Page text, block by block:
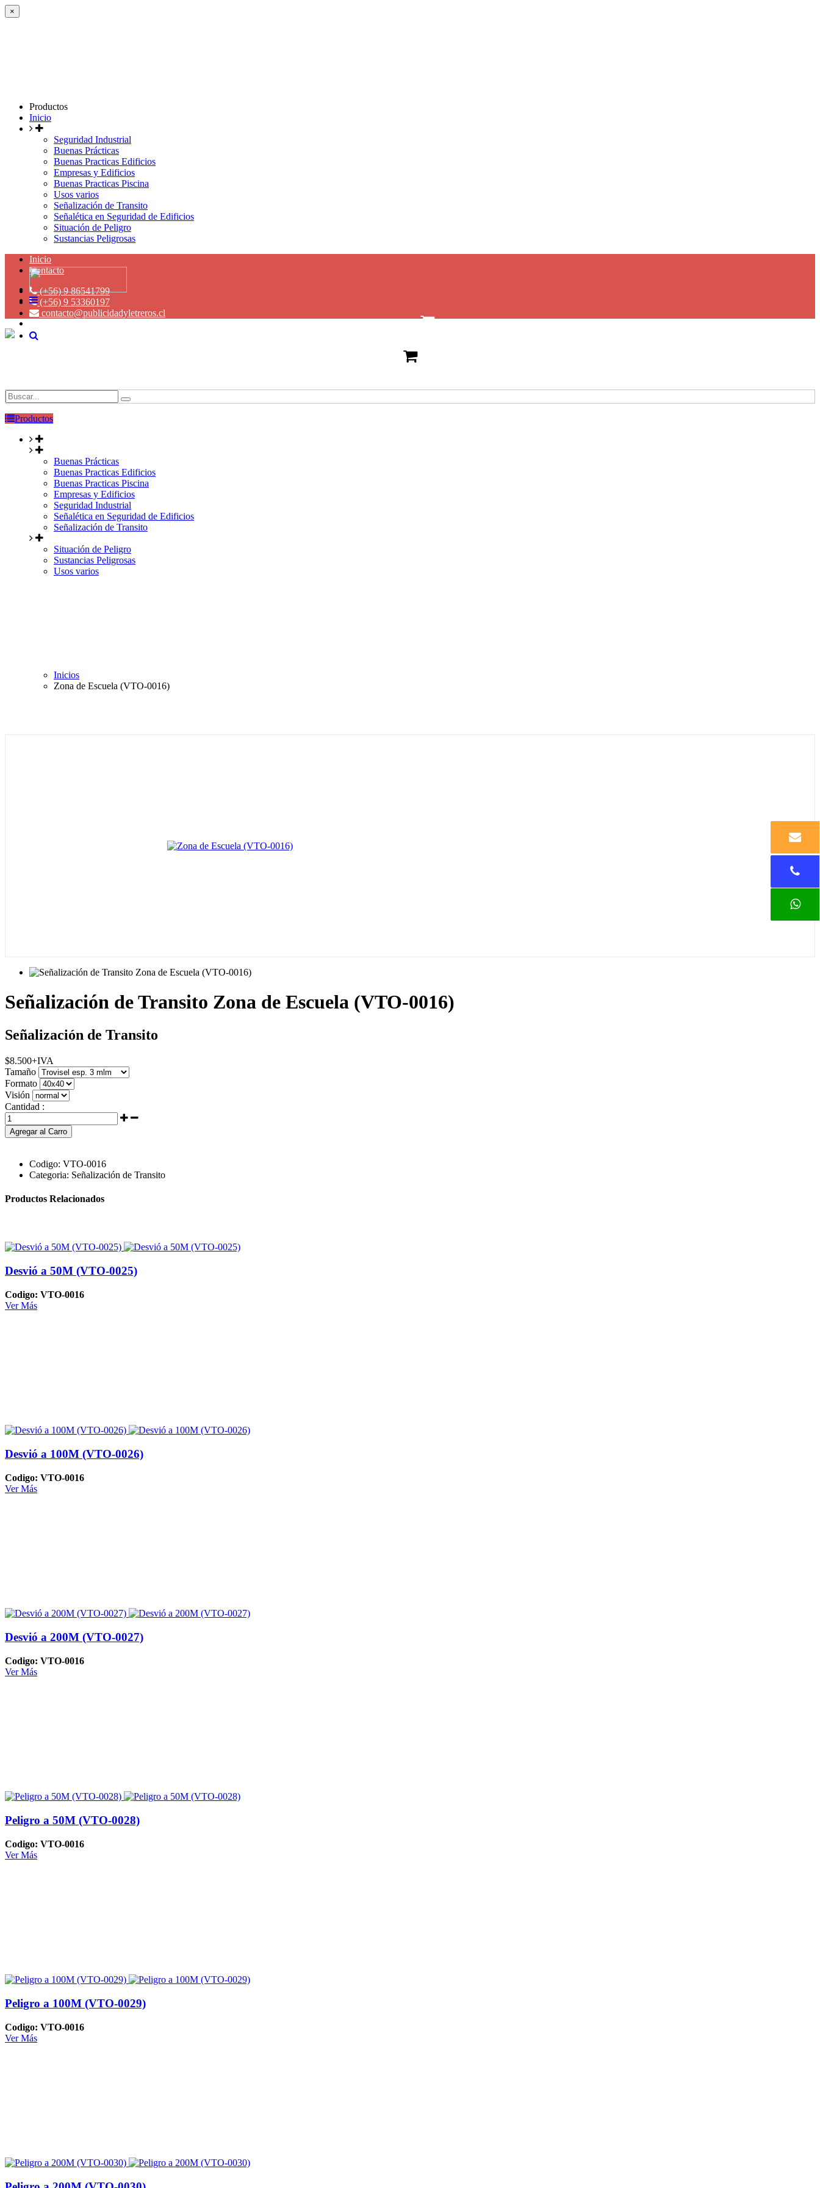
×
Productos
Inicio
Seguridad Industrial
Buenas Prácticas
Buenas Practicas Edificios
Empresas y Edificios
Buenas Practicas Piscina
Usos varios
Señalización de Transito
Señalética en Seguridad de Edificios
Situación de Peligro
Sustancias Peligrosas
Inicio
Contacto
(+56) 9 86541799
(+56) 9 53360197
contacto@publicidadyletreros.cl
Productos
Buenas Prácticas
Buenas Practicas Edificios
Buenas Practicas Piscina
Empresas y Edificios
Seguridad Industrial
Señalética en Seguridad de Edificios
Señalización de Transito
Situación de Peligro
Sustancias Peligrosas
Usos varios
Inicios
Zona de Escuela (VTO-0016)
Señalización de Transito Zona de Escuela (VTO-0016)
Señalización de Transito
$8.500+IVA
Tamaño
Formato
Visión
Cantidad :
Agregar al Carro
Codigo: VTO-0016
Categoria: Señalización de Transito
Productos Relacionados
Desvió a 50M (VTO-0025)
Codigo: VTO-0016
Ver Más
Desvió a 100M (VTO-0026)
Codigo: VTO-0016
Ver Más
Desvió a 200M (VTO-0027)
Codigo: VTO-0016
Ver Más
Peligro a 50M (VTO-0028)
Codigo: VTO-0016
Ver Más
Peligro a 100M (VTO-0029)
Codigo: VTO-0016
Ver Más